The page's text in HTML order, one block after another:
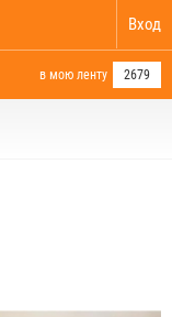
Вход
в мою ленту 2679